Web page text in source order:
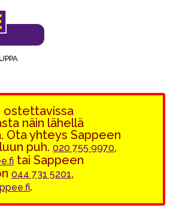
näin lähellä
Ota yhteys Sappeen
puh. 020 755 9970,
tai Sappeen
044 731 5201,
.